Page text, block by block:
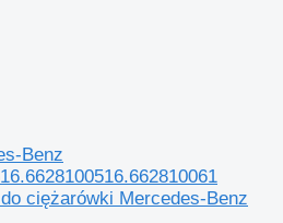
Benz
ciężarówki Mercedes-Benz